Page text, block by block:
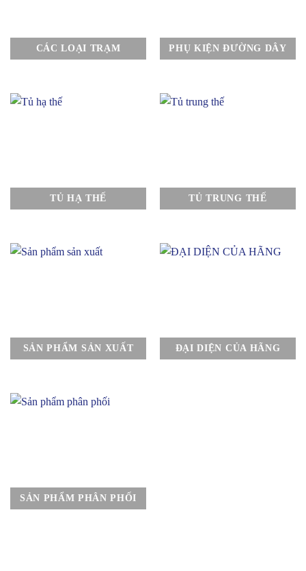
CÁC LOẠI TRẠM PHỤ KIỆN ĐƯỜNG DÂY
TỦ HẠ THẾ TỦ TRUNG THẾ
SẢN PHẨM SẢN XUẤT ĐẠI DIỆN CỦA HÃNG
SẢN PHẨM PHÂN PHỐI